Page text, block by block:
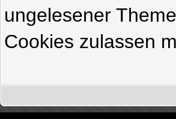
ungelesener
Cookies zulassen